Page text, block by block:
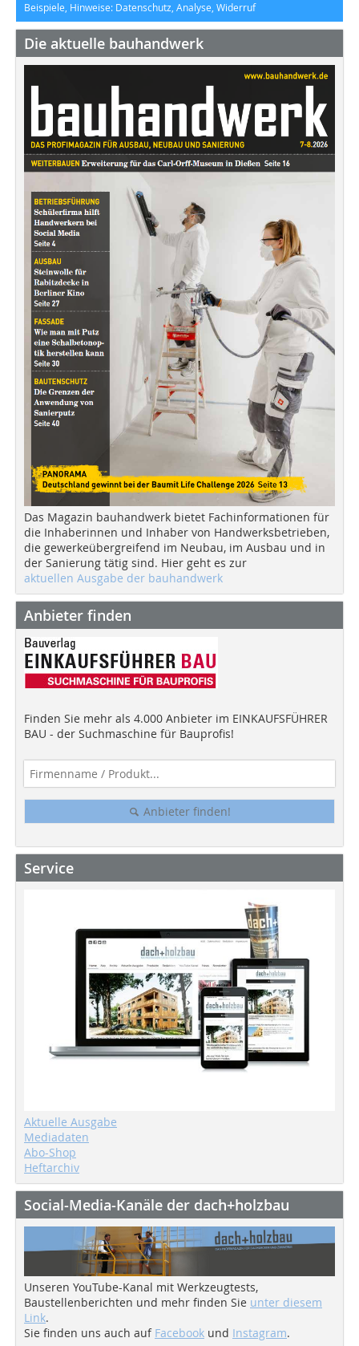
Beispiele, Hinweise: Datenschutz, Analyse, Widerruf
Die aktuelle bauhandwerk
Das Magazin bauhandwerk bietet Fachinformationen für
die Inhaberinnen und Inhaber von Handwerksbetrieben,
die gewerkeübergreifend im Neubau, im Ausbau und in
der Sanierung tätig sind. Hier geht es zur
aktuellen Ausgabe der bauhandwerk
Anbieter finden
Finden Sie mehr als 4.000 Anbieter im EINKAUFSFÜHRER
BAU - der Suchmaschine für Bauprofis!
Anbieter finden!
Service
Aktuelle Ausgabe
Mediadaten
Abo-Shop
Heftarchiv
Social-Media-Kanäle der dach+holzbau
Unseren YouTube-Kanal mit Werkzeugtests,
Baustellenberichten und mehr finden Sie unter diesem
Link.
Sie finden uns auch auf Facebook und Instagram.